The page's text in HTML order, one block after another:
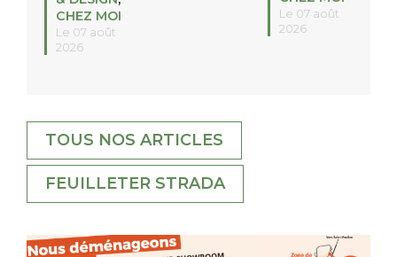
CHEZ MOI
Le 07 août
2026
Le 07 août
2026
TOUS NOS ARTICLES
FEUILLETER STRADA